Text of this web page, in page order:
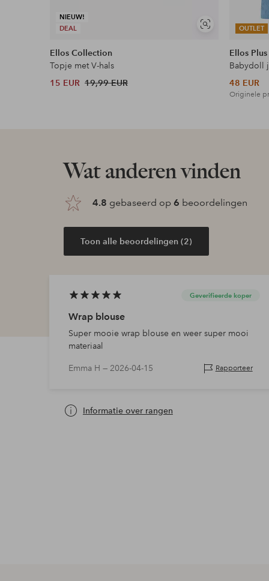
NIEUW!
DEAL
Soortgelijke
Ellos Collection
Topje met V-hals
15 EUR 19,99 EUR
OUTLET
Ellos
Babydoll
48 EUR
Originele
Wat anderen vinden
4.8 gebaseerd op 6 beoordelingen
Toon alle beoordelingen (2)
Geverifieerde koper
Wrap blouse
Super mooie wrap blouse en weer super mooi
materiaal
Emma H — 2026-04-15 Rapporteer
Informatie over rangen